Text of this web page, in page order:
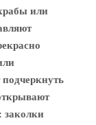
или
заколки